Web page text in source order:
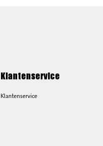
Klantenservice
Klantenservice